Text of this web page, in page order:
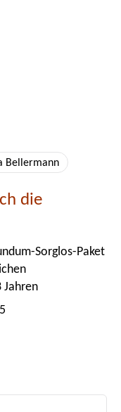
Bellermann
die
Sorglos-Paket
Jahren